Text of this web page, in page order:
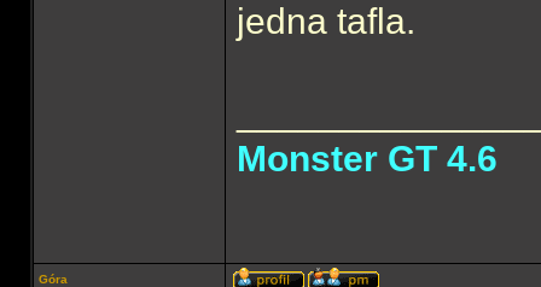
jedna tafla.
Monster GT 4.6
Góra